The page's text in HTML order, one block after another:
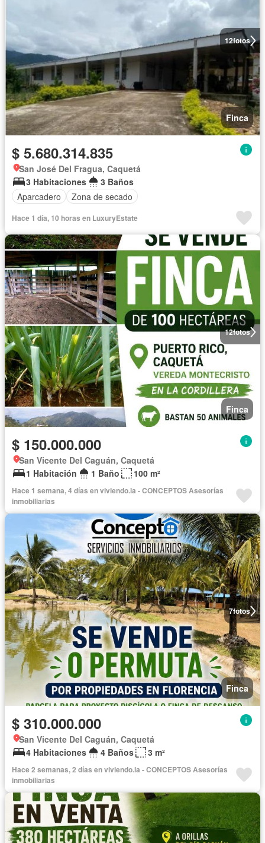
12fotos
Finca
$ 5.680.314.835
San José Del Fragua, Caquetá
3 Habitaciones
3 Baños
Aparcadero
Zona de secado
Hace 1 día, 10 horas en LuxuryEstate
12fotos
Finca
$ 150.000.000
San Vicente Del Caguán, Caquetá
1 Habitación
1 Baño 100 m²
Hace 1 semana, 4 días en viviendo.la - CONCEPTOS Asesorías
inmobiliarias
7fotos
Finca
$ 310.000.000
San Vicente Del Caguán, Caquetá
4 Habitaciones
4 Baños 3 m²
Hace 2 semanas, 2 días en viviendo.la - CONCEPTOS Asesorías
inmobiliarias